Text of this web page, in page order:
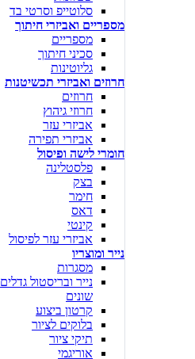
סלוטייפ וסרטי בד
מספריים ואביזרי חיתוך
מספריים
סכיני חיתוך
גליוטינות
חרוזים ואביזרי תכשיטנות
חרוזים
חרוזי גיהוץ
אביזרי עזר
אביזרי תפירה
חומרי לישה ופיסול
פלסטלינה
בצק
חימר
דאס
קינטי
אביזרי עזר לפיסול
נייר ומוצריו
מסגרות
נייר ובריסטול גדלים
שונים
קרטון ביצוע
בלוקים לציור
תיקי ציור
אוריגמי